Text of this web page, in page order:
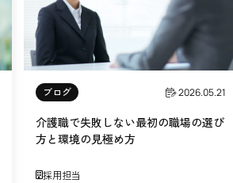
ブログ 2026.05.21
介護職で失敗しない最初の職場の選び
方と環境の見極め方
採用担当